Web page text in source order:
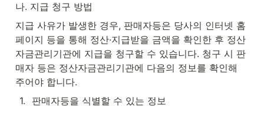
나. 지급 청구 방법
지급 사유가 발생한 경우, 판매자등은 당사의 인터넷 홈
페이지 등을 통해 정산·지급받을 금액을 확인한 후 정산
자금관리기관에 지급을 청구할 수 있습니다. 청구 시 판
매자 등은 정산자금관리기관에 다음의 정보를 확인해
주어야 합니다.
1.
판매자등을 식별할 수 있는 정보